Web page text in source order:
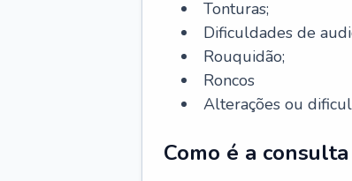
Tonturas;
Dificuldades de
Rouquidão;
Roncos
Alterações ou
Como é a